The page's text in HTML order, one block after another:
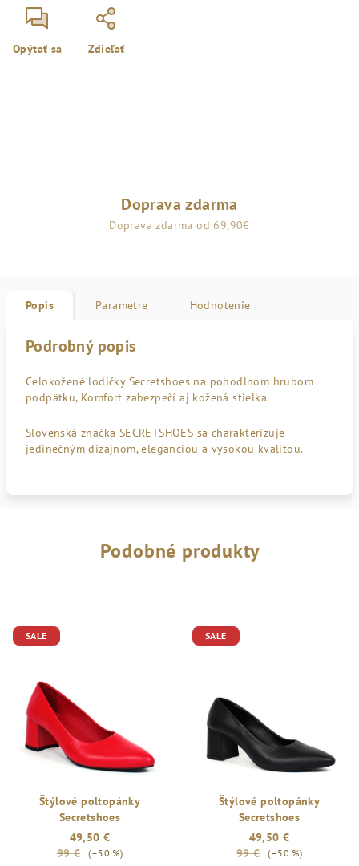
Opýtať sa Zdieľať
Doprava zdarma
Doprava zdarma od 69,90€
Popis Parametre Hodnotenie
Podrobný popis
Celokožené lodičky Secretshoes na pohodlnom hrubom
podpätku, Komfort zabezpečí aj kožená stielka.
Slovenská značka SECRETSHOES sa charakterizuje
jedinečným dizajnom, eleganciou a vysokou kvalitou.
Podobné produkty
SALE
Štýlové poltopánky
Secretshoes
49,50 €
99 €
(–50 %)
SALE
Štýlové poltopánky
Secretshoes
49,50 €
99 €
(–50 %)